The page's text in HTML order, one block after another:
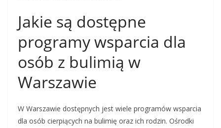
Jakie są dostępne
programy wsparcia dla
osób z bulimią w
Warszawie
W Warszawie dostępnych jest wiele programów wsparcia
dla osób cierpiących na bulimię oraz ich rodzin. Ośrodki